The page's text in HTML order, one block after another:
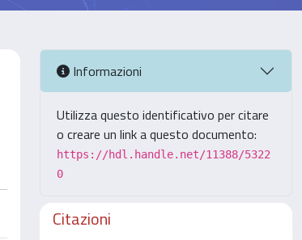
Informazioni
Utilizza questo identificativo per citare
o creare un link a questo documento:
https://hdl.handle.net/11388/5322
0
Citazioni